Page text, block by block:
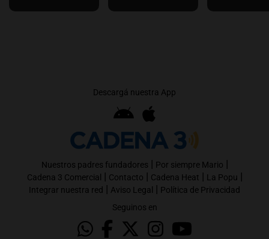
Descargá nuestra App
Nuestros padres fundadores | Por siempre Mario |
Cadena 3 Comercial | Contacto | Cadena Heat | La Popu |
Integrar nuestra red | Aviso Legal | Política de Privacidad
Seguinos en